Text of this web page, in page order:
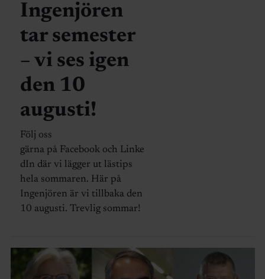
Ingenjören
tar semester
– vi ses igen
den 10
augusti!
Följ oss
gärna på Facebook och Linke
dIn där vi lägger ut lästips
hela sommaren. Här på
Ingenjören är vi tillbaka den
10 augusti. Trevlig sommar!